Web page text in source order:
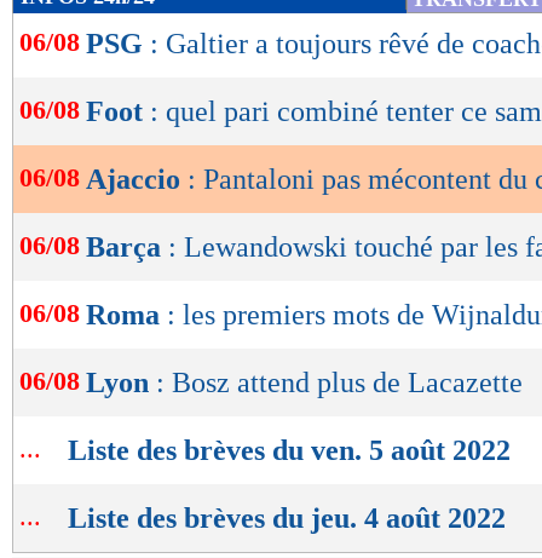
de
lecture
OK
06/08 PSG : Galtier a toujours rêvé de
06/08 Foot : quel pari combiné tenter ce
06/08 Ajaccio : Pantaloni pas mécontent du
06/08 Barça : Lewandowski touché par les
06/08 Roma : les premiers mots de
06/08 Lyon : Bosz attend plus de Lacazette
... Liste des brèves du ven. 5 août 2022
... Liste des brèves du jeu. 4 août 2022